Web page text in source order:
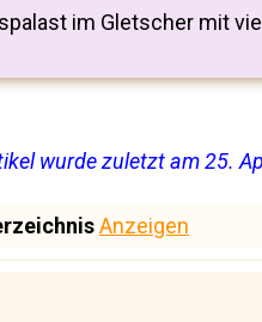
im Gletscher mit
wurde zuletzt am 25.
Anzeigen